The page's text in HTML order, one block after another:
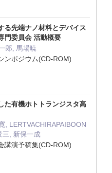
る先端ナノ材料とデバイス
門委員会 活動概要
郎, 馬場暁
ンポジウム(CD-ROM)
た有機ホトトランジスタ高
, LERTVACHIRAPAIBOON
三, 新保一成
講演予稿集(CD-ROM)